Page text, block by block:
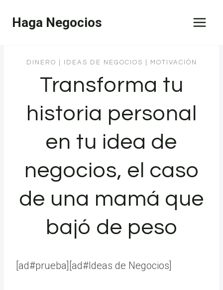
Haga Negocios
DINERO IDEAS DE NEGOCIOS MOTIVACIÓN
Transforma tu
historia personal
en tu idea de
negocios, el caso
de una mamá que
bajó de peso
[ad#prueba][ad#Ideas de Negocios]